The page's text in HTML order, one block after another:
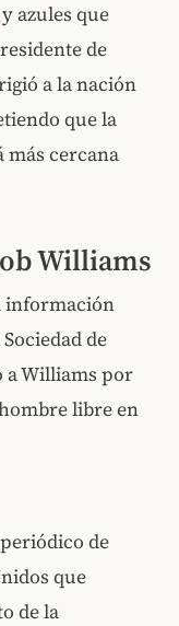
azules que
de
a la nación
que la
más cercana
Williams
información
de
Williams por
libre en
de
que
de la